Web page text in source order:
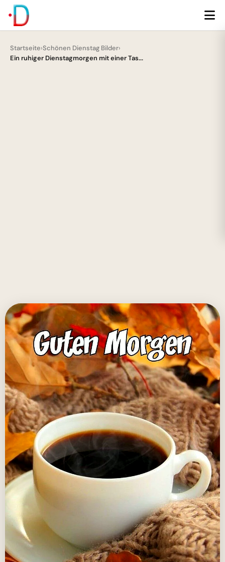
Startseite›Schönen Dienstag Bilder›
Ein ruhiger Dienstagmorgen mit einer Tas...